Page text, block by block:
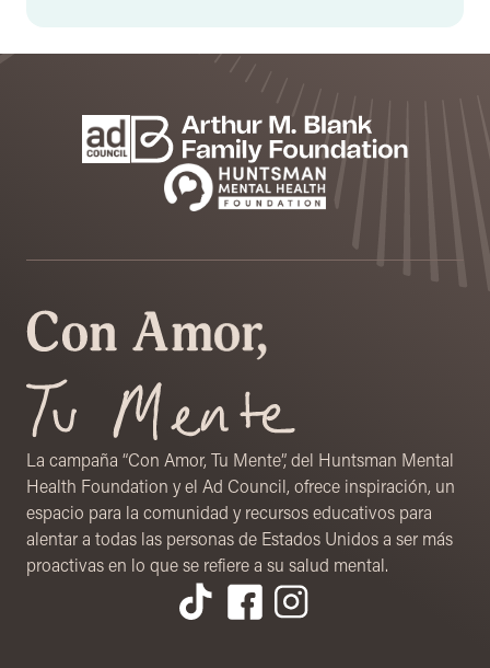
Footer
Patrocinadores
La campaña “Con Amor, Tu Mente”, del Huntsman Mental
Health Foundation y el Ad Council, ofrece inspiración, un
espacio para la comunidad y recursos educativos para
alentar a todas las personas de Estados Unidos a ser más
proactivas en lo que se refiere a su salud mental.